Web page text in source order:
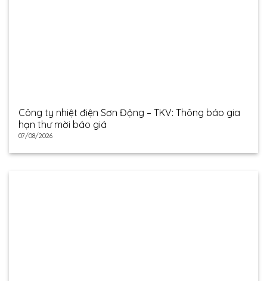
Công ty nhiệt điện Sơn Động – TKV: Thông báo gia
hạn thư mời báo giá
07/08/2026